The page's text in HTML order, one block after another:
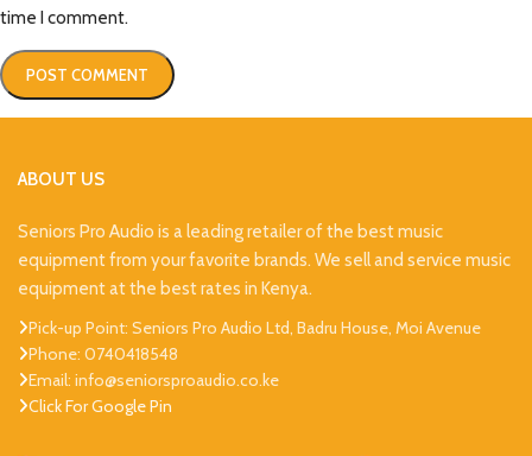
time I comment.
ABOUT US
Seniors Pro Audio is a leading retailer of the best music
equipment from your favorite brands. We sell and service music
equipment at the best rates in Kenya.
Pick-up Point: Seniors Pro Audio Ltd, Badru House, Moi Avenue
Phone: 0740418548
Email: info@seniorsproaudio.co.ke
Click For Google Pin